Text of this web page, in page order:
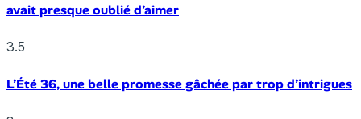
avait presque oublié d’aimer
3.5
L’Été 36, une belle promesse gâchée par trop d’intrigues